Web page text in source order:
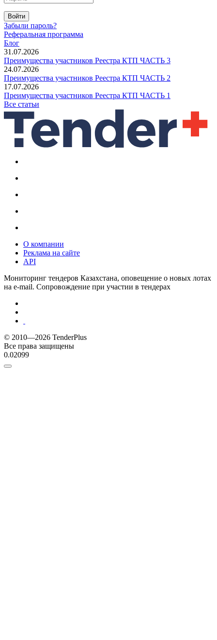
Войти
Забыли пароль?
Реферальная программа
Блог
31.07.2026
Преимущества участников Реестра КТП ЧАСТЬ 3
24.07.2026
Преимущества участников Реестра КТП ЧАСТЬ 2
17.07.2026
Преимущества участников Реестра КТП ЧАСТЬ 1
Все статьи
О компании
Реклама на сайте
API
Мониторинг тендеров Казахстана, оповещение о новых лотах
на e-mail. Сопровождение при участии в тендерах
© 2010—2026 TenderPlus
Все права защищены
0.02099